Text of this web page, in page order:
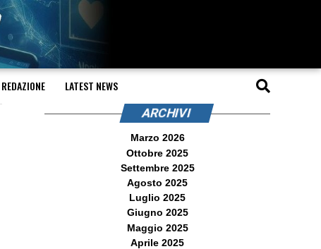
REDAZIONE LATEST NEWS
ARCHIVI
Marzo 2026
Ottobre 2025
Settembre 2025
Agosto 2025
Luglio 2025
Giugno 2025
Maggio 2025
Aprile 2025